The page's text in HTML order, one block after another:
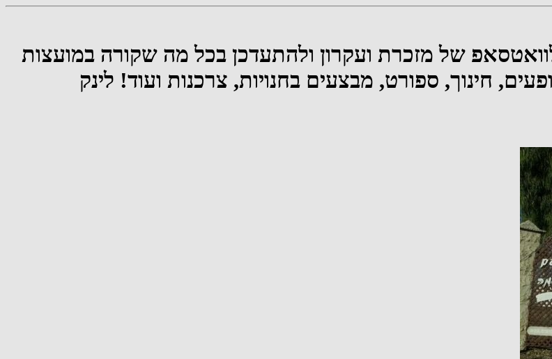
של מזכרת ועקרון ולהתעדכן בכל מה שקורה במועצות
חינוך, ספורט, מבצעים בחנויות, צרכנות ועוד! לינק